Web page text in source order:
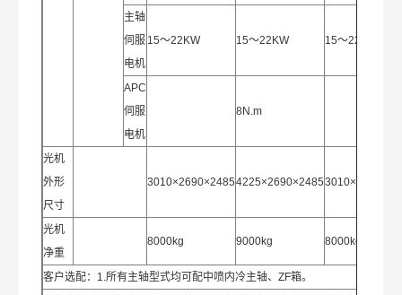
主轴
伺服
电机
15～22KW 15～22KW 15～22KW
APC
伺服
电机
8N.m
光机
外形
尺寸
3010×2690×24854225×2690×2485
光机
净重
8000kg 9000kg 8000kg
客户选配：1.所有主轴型式均可配中喷内冷主轴、ZF箱。